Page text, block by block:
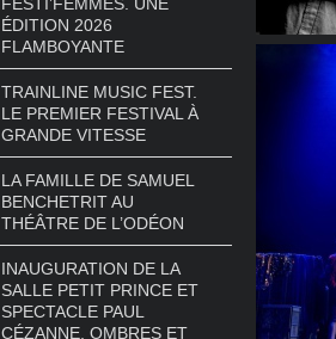
ÉDITION 2026
FLAMBOYANTE
TRAINLINE MUSIC FEST.
LE PREMIER FESTIVAL À
GRANDE VITESSE
LA FAMILLE DE SAMUEL
BENCHETRIT AU
THÉÂTRE DE L’ODÉON
INAUGURATION DE LA
SALLE PETIT PRINCE ET
SPECTACLE PAUL
CÉZANNE, OMBRES ET